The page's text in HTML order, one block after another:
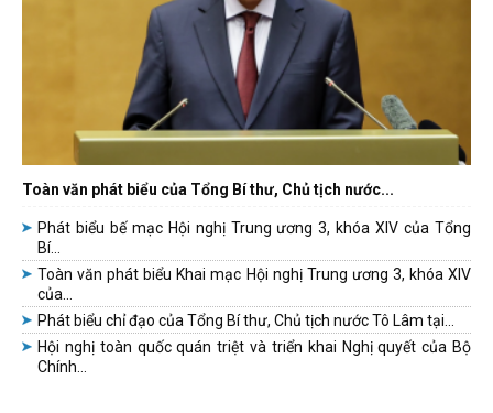
Toàn văn phát biểu của Tổng Bí thư, Chủ tịch nước...
Phát biểu bế mạc Hội nghị Trung ương 3, khóa XIV của Tổng
Bí...
Toàn văn phát biểu Khai mạc Hội nghị Trung ương 3, khóa XIV
của...
Phát biểu chỉ đạo của Tổng Bí thư, Chủ tịch nước Tô Lâm tại...
Hội nghị toàn quốc quán triệt và triển khai Nghị quyết của Bộ
Chính...